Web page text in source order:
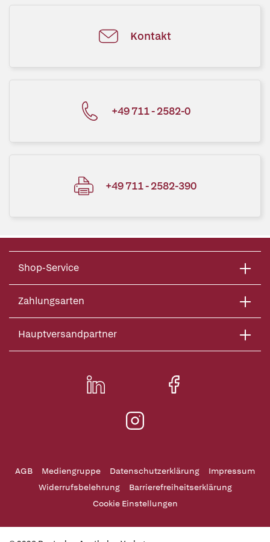
Kontakt
+49 711 - 2582-0
+49 711 - 2582-390
Shop-Service
Zahlungsarten
Hauptversandpartner
AGB Mediengruppe Datenschutzerklärung
Impressum
Widerrufsbelehrung
Barrierefreiheitserklärung
Cookie Einstellungen